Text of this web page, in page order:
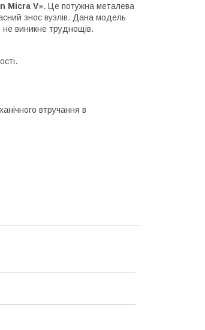
Micra V». Це потужна металева
знос вузлів. Дана модель
виникне труднощів.
втручання в